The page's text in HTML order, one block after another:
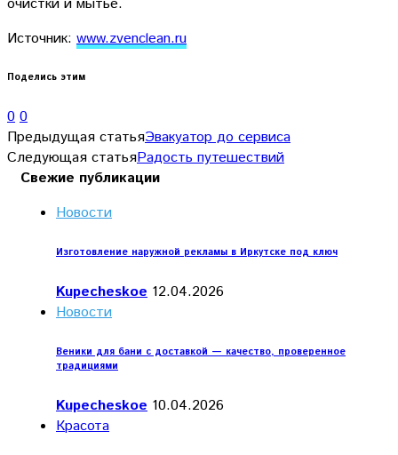
Источник: www.zvenclean.ru
Поделись этим
0 0
Предыдущая статьяЭвакуатор до сервиса
Следующая статьяРадость путешествий
Свежие публикации
Новости
Изготовление наружной рекламы в Иркутске под ключ
Kupecheskoe 12.04.2026
Новости
Веники для бани с доставкой — качество, проверенное
традициями
Kupecheskoe 10.04.2026
Красота